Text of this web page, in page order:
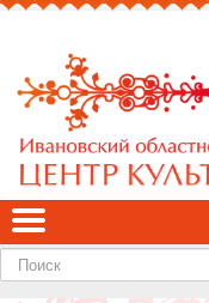
Найти